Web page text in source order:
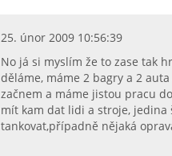
25. únor 2009 10:56:39
No já si myslím že to zase tak
děláme, máme 2 bagry a 2
začnem a máme jistou pracu
mít kam dat lidi a stroje, jedina
tankovat,případně nějaká